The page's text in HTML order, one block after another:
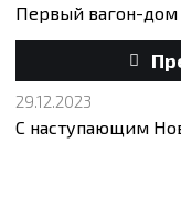
Первый вагон-дом
29.12.2023
С наступающим